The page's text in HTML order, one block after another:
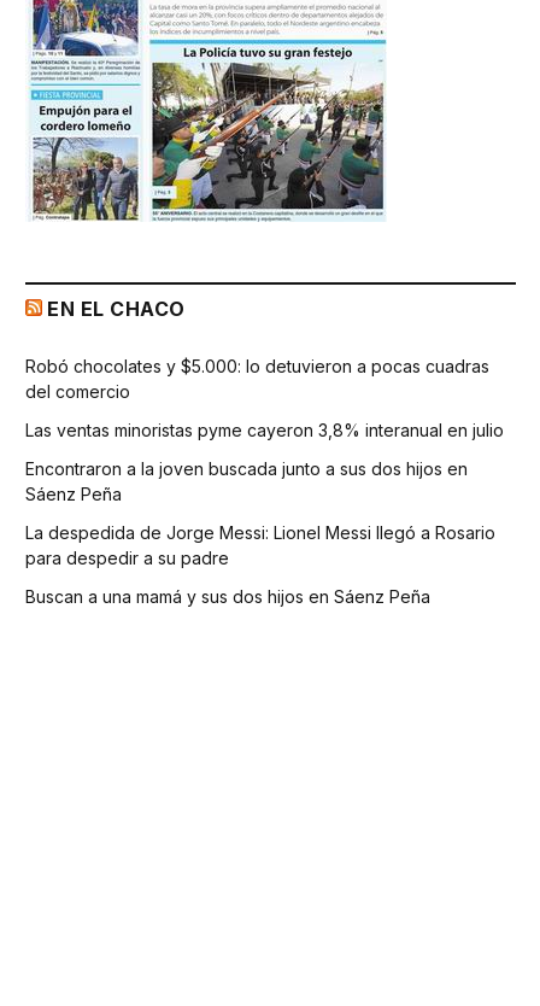
EN EL CHACO
Robó chocolates y $5.000: lo detuvieron a pocas cuadras
del comercio
Las ventas minoristas pyme cayeron 3,8% interanual en julio
Encontraron a la joven buscada junto a sus dos hijos en
Sáenz Peña
La despedida de Jorge Messi: Lionel Messi llegó a Rosario
para despedir a su padre
Buscan a una mamá y sus dos hijos en Sáenz Peña